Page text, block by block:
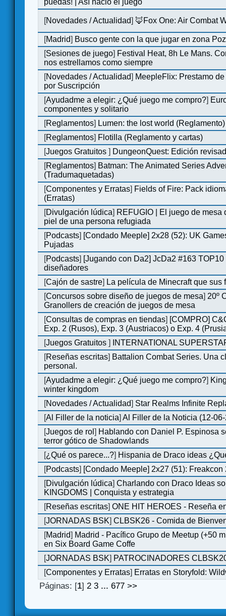
puedas! | Así nació el juego
[Novedades / Actualidad] 🦊Fox One: Air Combat
[Madrid] Busco gente con la que jugar en zona
[Sesiones de juego] Festival Heat, 8h Le Mans.
nos estrellamos como siempre
[Novedades / Actualidad] MeepleFlix: Prestamo
por Suscripción
[Ayudadme a elegir: ¿Qué juego me compro?]
componentes y solitario
[Reglamentos] Lumen: the lost world (Reglamento)
[Reglamentos] Flotilla (Reglamento y cartas)
[Juegos Gratuitos] DungeonQuest: Edición
[Reglamentos] Batman: The Animated Series
(Tradumaquetadas)
[Componentes y Erratas] Fields of Fire: Pack
(Erratas)
[Divulgación lúdica] REFUGIO | El juego de mesa
piel de una persona refugiada
[Podcasts] [Condado Meeple] 2x28 (52): UK
Pujadas
[Podcasts] [Jugando con Da2] JcDa2 #163
diseñadores
[Cajón de sastre] La película de Minecraft que sus
[Concursos sobre diseño de juegos de mesa] 20º
Granollers de creación de juegos de mesa
[Consultas de compras en tiendas] [COMPRO]
Exp. 2 (Rusos), Exp. 3 (Austriacos) o Exp. 4
[Juegos Gratuitos]
INTERNATIONAL
[Reseñas escritas] Battalion Combat Series. Una
personal.
[Ayudadme a elegir: ¿Qué juego me compro?]
winter kingdom
[Novedades / Actualidad] Star Realms Infinite
[Al Filler de la noticia]Al Filler de la Noticia (12-
[Juegos de rol] Hablando con Daniel P. Espinosa
terror gótico de Shadowlands
[¿Qué os parece...?] Hispania de Draco ideas
[Podcasts] [Condado Meeple] 2x27 (51): Freakcon
[Divulgación lúdica]Charlando con Draco Ideas
KINGDOMS | Conquista y estrategia
[Reseñas escritas]ONE HIT HEROES - Reseña
[JORNADAS BSK]CLBSK26 - Comida de
[Madrid] Madrid - Pacífico Grupo de Meetup (+50
en Six Board Game Coffe
[JORNADAS BSK] PATROCINADORES
[Componentes y Erratas] Erratas en Storyfold:
Páginas: [1]2 3 ...677 >>